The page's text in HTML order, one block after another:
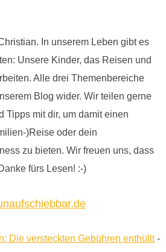
In unserem Leben gibt es
Unsere Kinder, das Reisen und
Alle drei Themenbereiche
Blog wider. Wir teilen gerne
Tipps mit dir, um damit einen
)Reise oder dein
zu bieten. Wir freuen uns, dass
fürs Lesen! :-)
Die versteckten Gebühren enthüllt-